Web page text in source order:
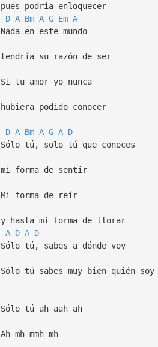
pues podría enloquecer
D A Bm A G Em A
Nada en este mundo
tendría su razón de ser
Si tu amor yo nunca
hubiera podido conocer
D A Bm A G A D
Sólo tú, solo tú que conoces
mi forma de sentir
Mi forma de reír
y hasta mi forma de llorar
A D A D
Sólo tú, sabes a dónde voy
Sólo tú sabes muy bien quién soy
Sólo tú ah aah ah
Ah mh mmh mh